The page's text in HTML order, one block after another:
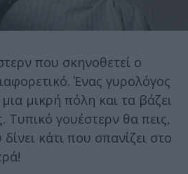
που σκηνοθετεί ο
Ένας γυρολόγος
μικρή πόλη και τα βάζει
Τυπικό γουέστερν θα πεις,
κάτι που σπανίζει στο